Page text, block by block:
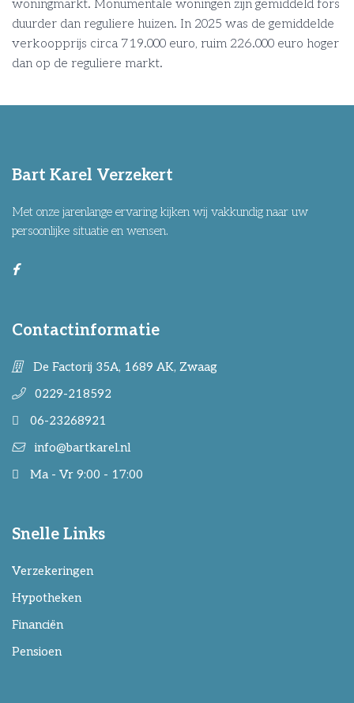
woningmarkt. Monumentale woningen zijn gemiddeld fors
duurder dan reguliere huizen. In 2025 was de gemiddelde
verkoopprijs circa 719.000 euro, ruim 226.000 euro hoger
dan op de reguliere markt.
Bart Karel Verzekert
Met onze jarenlange ervaring kijken wij vakkundig naar uw
persoonlijke situatie en wensen.
Contactinformatie
De Factorij 35A, 1689 AK, Zwaag
0229-218592
06-23268921
info@bartkarel.nl
Ma - Vr 9:00 - 17:00
Snelle Links
Verzekeringen
Hypotheken
Financiën
Pensioen